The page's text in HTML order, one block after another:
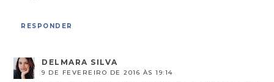
RESPONDER
DELMARA SILVA
9 DE FEVEREIRO DE 2016 ÀS 19:14